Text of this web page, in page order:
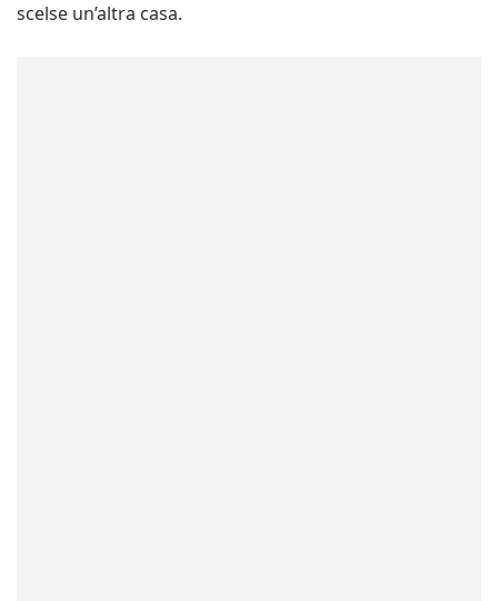
scelse un’altra casa.